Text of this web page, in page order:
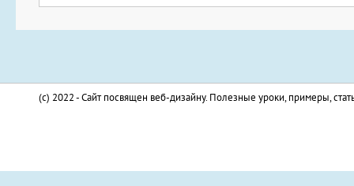
(c) 2022 - Сайт посвящен веб-дизайну. Полезные уроки, примеры,